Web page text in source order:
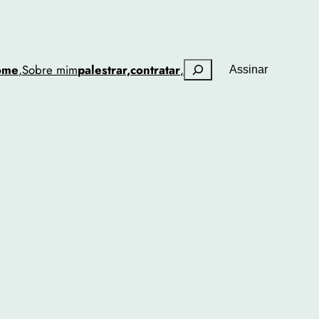
,Sobre mimpalestrar,contratar, PesquisarAssinar